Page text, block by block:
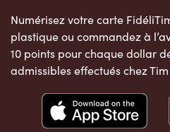
Numérisez votre carte
plastique ou commandez à
10 points pour chaque dollar
admissibles effectués chez